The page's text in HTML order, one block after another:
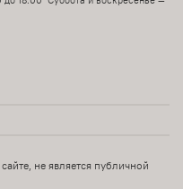
не является публичной